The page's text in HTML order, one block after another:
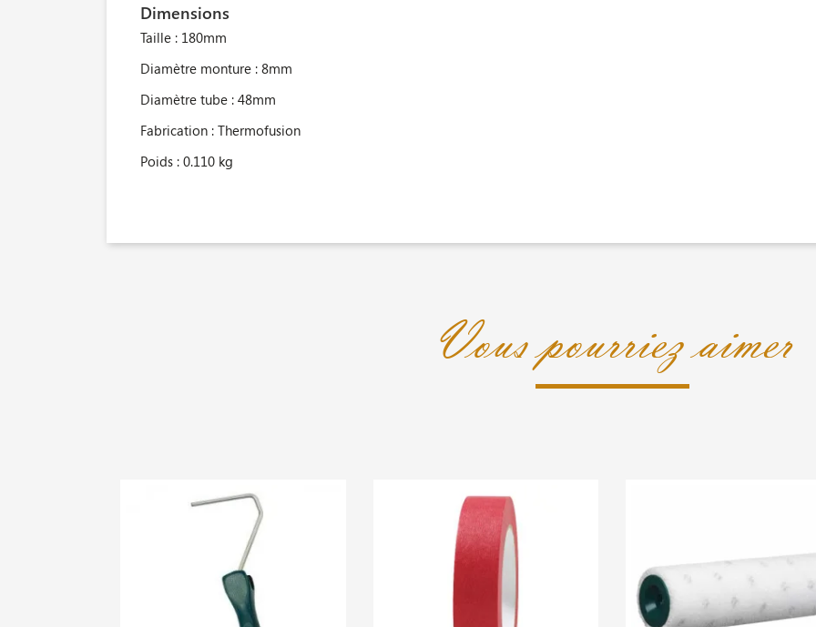
Dimensions
Taille : 180mm
Diamètre monture : 8mm
Diamètre tube : 48mm
Fabrication : Thermofusion
Poids : 0.110 kg
Vous pourriez aimer